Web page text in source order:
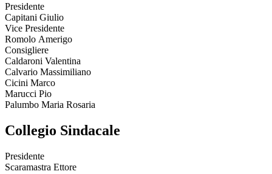
Presidente
Capitani Giulio
Vice Presidente
Romolo Amerigo
Consigliere
Caldaroni Valentina
Calvario Massimiliano
Cicini Marco
Marucci Pio
Palumbo Maria Rosaria
Collegio Sindacale
Presidente
Scaramastra Ettore